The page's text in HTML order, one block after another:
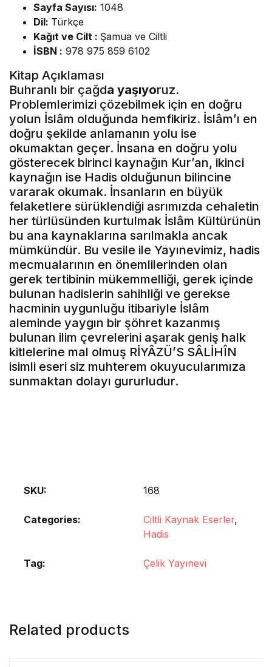
Sayfa Sayısı: 1048
Dil: Türkçe
Kağıt ve Cilt : Şamua ve Ciltli
İSBN : 978 975 859 6102
Kitap Açıklaması
Buhranlı bir çağda yaşıyoruz.
Problemlerimizi çözebilmek için en doğru
yolun İslâm olduğunda hemfikiriz. İslâm’ı en
doğru şekilde anlamanın yolu ise
okumaktan geçer. İnsana en doğru yolu
gösterecek birinci kaynağın Kur’an, ikinci
kaynağın ise Hadis olduğunun bilincine
vararak okumak. İnsanların en büyük
felaketlere sürüklendiği asrımızda cehaletin
her türlüsünden kurtulmak İslâm Kültürünün
bu ana kaynaklarına sarılmakla ancak
mümkündür. Bu vesile ile Yayınevimiz, hadis
mecmualarının en önemlilerinden olan
gerek tertibinin mükemmelliği, gerek içinde
bulunan hadislerin sahihliği ve gerekse
hacminin uygunluğu itibariyle İslâm
aleminde yaygın bir şöhret kazanmış
bulunan ilim çevrelerini aşarak geniş halk
kitlelerine mal olmuş RİYÂZÜ’S SÂLİHÎN
isimli eseri siz muhterem okuyucularımıza
sunmaktan dolayı gururludur.
SKU: 168
Categories: Ciltli Kaynak Eserler,
Hadis
Tag: Çelik Yayınevi
Related products